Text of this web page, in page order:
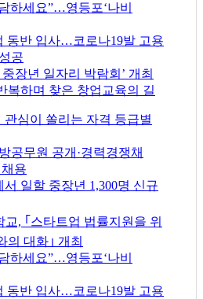
하세요”…영등포‘나비
동반 입사…코로나19발 고용
공
중장년 일자리 박람회’ 개최
복하며 찾은 창업교육의 길
관심이 쏠리는 자격 등급별
공무원 공개·경력경쟁채
용
일할 중장년 1,300명 신규
교, ｢스타트업 법률지원을 위
의 대화｣ 개최
하세요”…영등포‘나비
동반 입사…코로나19발 고용